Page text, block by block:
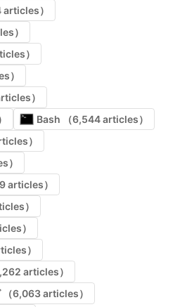
）
）
）
）
）
Bash （6,544 articles）
）
）
articles）
）
）
）
articles）
（6,063 articles）